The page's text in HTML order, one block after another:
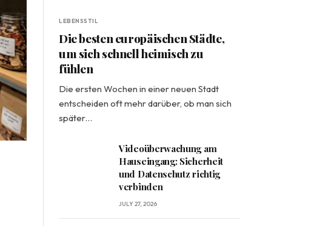
LEBENSSTIL
Die besten europäischen Städte,
um sich schnell heimisch zu
fühlen
Die ersten Wochen in einer neuen Stadt
entscheiden oft mehr darüber, ob man sich
später…
Videoüberwachung am
Hauseingang: Sicherheit
und Datenschutz richtig
verbinden
JULY 27, 2026